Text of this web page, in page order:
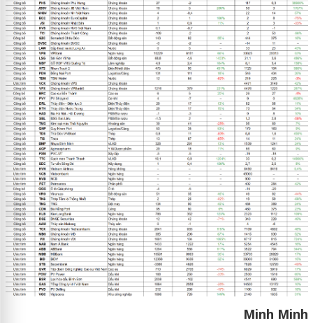
Minh Minh